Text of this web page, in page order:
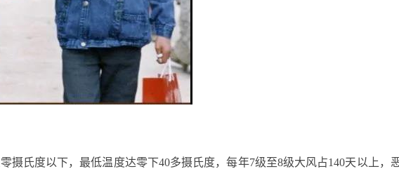
摄氏度以下，最低温度达零下40多摄氏度，每年7级至8级大风占140天以上，